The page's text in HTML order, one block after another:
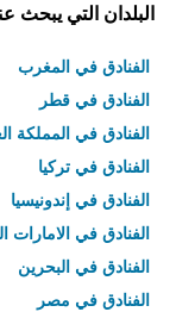
البلدان التي يبحث
الفنادق في المغرب
الفنادق في قطر
الفنادق في المملكة
الفنادق في تركيا
الفنادق في إندونيسيا
الفنادق في الامارات
الفنادق في البحرين
الفنادق في مصر